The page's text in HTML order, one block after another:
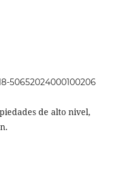
50652024000100206
de alto nivel,